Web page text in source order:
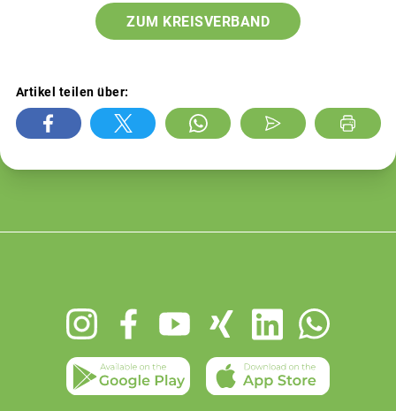
ZUM KREISVERBAND
Artikel teilen über: